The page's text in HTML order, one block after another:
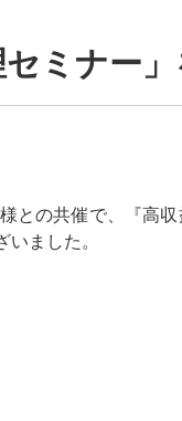
ミナー
との共催で、『高
ました。